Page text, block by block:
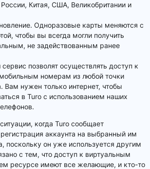
Китая, США, Великобритании и
Одноразовые карты меняются с
чтобы вы всегда могли получить
не задействованным ранее
позволят осуществлять доступ к
номерам из любой точки
Вам нужен только интернет, чтобы
в Turo с использованием наших
когда Turo сообщает
аккаунта на выбранный им
поскольку он уже используется другим
с тем, что доступ к виртуальным
ресурсе имеют все желающие, и кто-то